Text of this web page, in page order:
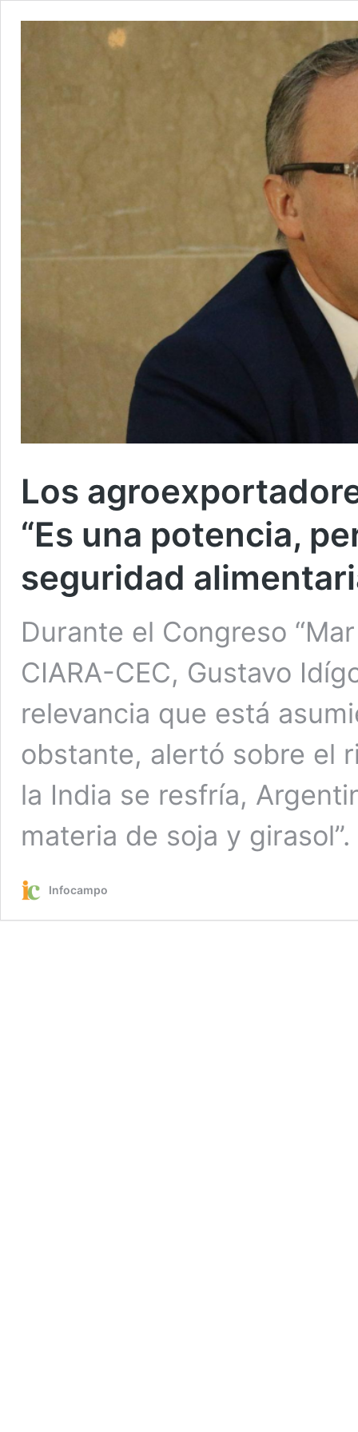
Los
“Es una potencia,
seguridad
Durante el Congreso
CIARA-CEC, Gustavo
relevancia que está
obstante, alertó sobre el
la India se resfría,
materia de soja y girasol”.
Infocampo